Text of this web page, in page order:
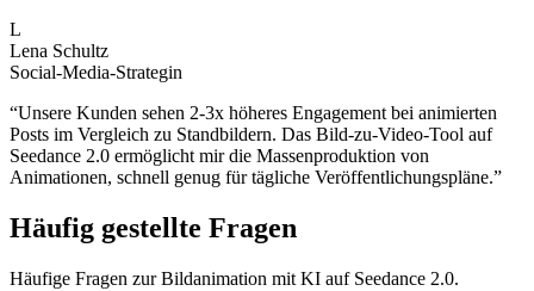
L
Lena Schultz
Social-Media-Strategin
“Unsere Kunden sehen 2-3x höheres Engagement bei animierten
Posts im Vergleich zu Standbildern. Das Bild-zu-Video-Tool auf
Seedance 2.0 ermöglicht mir die Massenproduktion von
Animationen, schnell genug für tägliche Veröffentlichungspläne.”
Häufig gestellte Fragen
Häufige Fragen zur Bildanimation mit KI auf Seedance 2.0.